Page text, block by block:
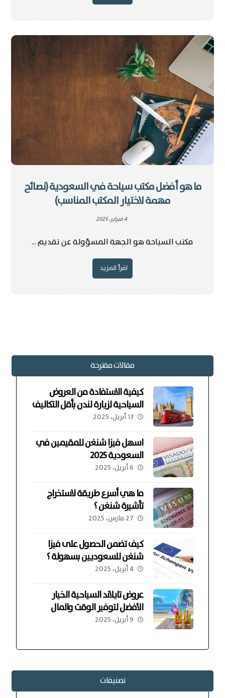
ما هو أفضل مكتب سياحة في السعودية (نصائح
مهمة لاختيار المكتب المناسب)
4 فبراير، 2025
مكتب السياحة هو الجهة المسؤولة عن تقديم ...
اقرأ المزيد
مقالات مقترحة
كيفية الاستفادة من العروض
السياحية لزيارة لندن بأقل التكاليف
13 أبريل، 2025
اسهل فيزا شنغن للمقيمين في
السعودية 2025
6 أبريل، 2025
ما هي أسرع طريقة لاستخراج
تأشيرة شنغن ؟
27 مارس، 2025
كيف تضمن الحصول على فيزا
شنغن للسعوديين بسهولة ؟
4 أبريل، 2025
عروض تايلاند السياحية الخيار
الأفضل لتوفير الوقت والمال
9 أبريل، 2025
تصنيفات